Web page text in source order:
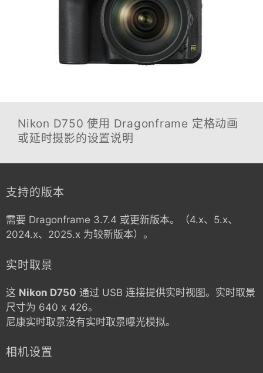
Nikon D750 使用 Dragonframe 定格动画
或延时摄影的设置说明
支持的版本
需要 Dragonframe 3.7.4 或更新版本。（4.x、5.x、
2024.x、2025.x 为较新版本）。
实时取景
这 Nikon D750 通过 USB 连接提供实时视图。实时取景
尺寸为 640 x 426。
尼康实时取景没有实时取景曝光模拟。
相机设置